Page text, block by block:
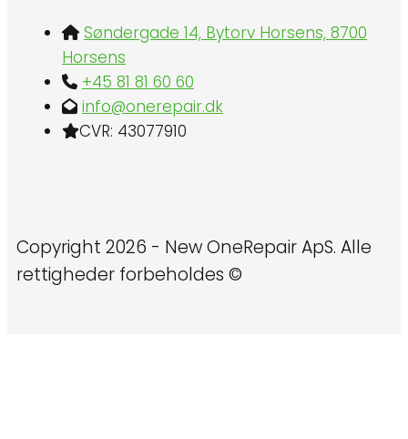
Søndergade 14, Bytorv Horsens, 8700
Horsens
+45 81 81 60 60
info@onerepair.dk
CVR: 43077910
Copyright 2026 - New OneRepair ApS. Alle
rettigheder forbeholdes ©